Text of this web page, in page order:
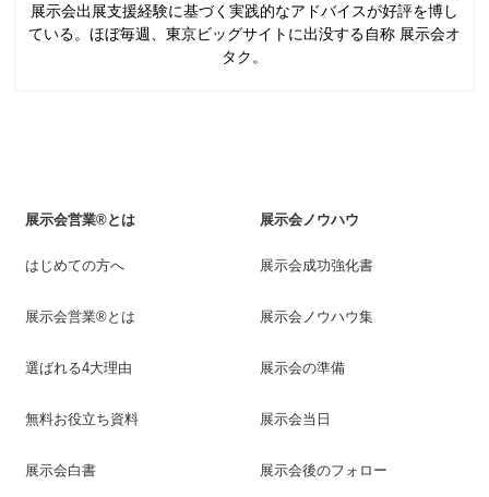
展示会出展支援経験に基づく実践的なアドバイスが好評を博し
ている。ほぼ毎週、東京ビッグサイトに出没する自称 展示会オ
タク。
展示会営業®とは
はじめての方へ
展示会営業®とは
選ばれる4大理由
無料お役立ち資料
展示会白書
展示会ノウハウ
展示会成功強化書
展示会ノウハウ集
展示会の準備
展示会当日
展示会後のフォロー